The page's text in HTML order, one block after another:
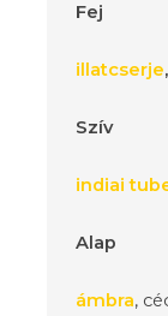
Fej
illatcserje,
Szív
indiai
Alap
ámbra,